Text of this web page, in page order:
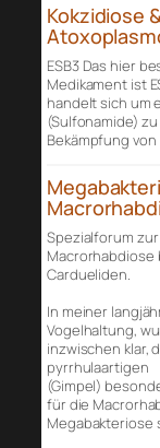
Kokzidiose
ESB3 Das hier
Medikament ist
handelt sich um
(Sulfonamide) zu
Bekämpfung von
Spezialforum zur
Macrorhabdiose
Cardueliden.
In meiner
Vogelhaltung,
inzwischen klar,
pyrrhulaartigen
(Gimpel)
für die
Megabakteriose